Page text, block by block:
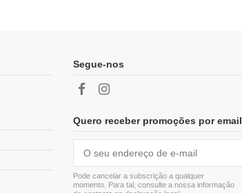
Segue-nos
Quero receber promoções por email
Pode cancelar a subscrição a qualquer
momento. Para tal, consulte a nossa informação